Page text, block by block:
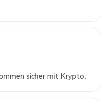
sicher mit Krypto.